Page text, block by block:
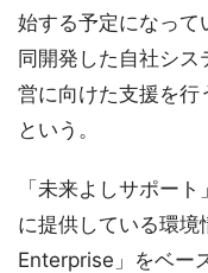
始する予定になって
同開発した自社シ
営に向けた支援を行
という。
「未来よしサポー
に提供している環
Enterprise」をベー